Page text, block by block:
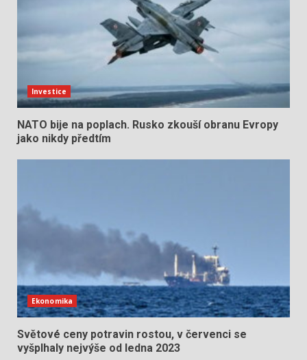
Investice
NATO bije na poplach. Rusko zkouší obranu Evropy
jako nikdy předtím
Ekonomika
Světové ceny potravin rostou, v červenci se
vyšplhaly nejvýše od ledna 2023